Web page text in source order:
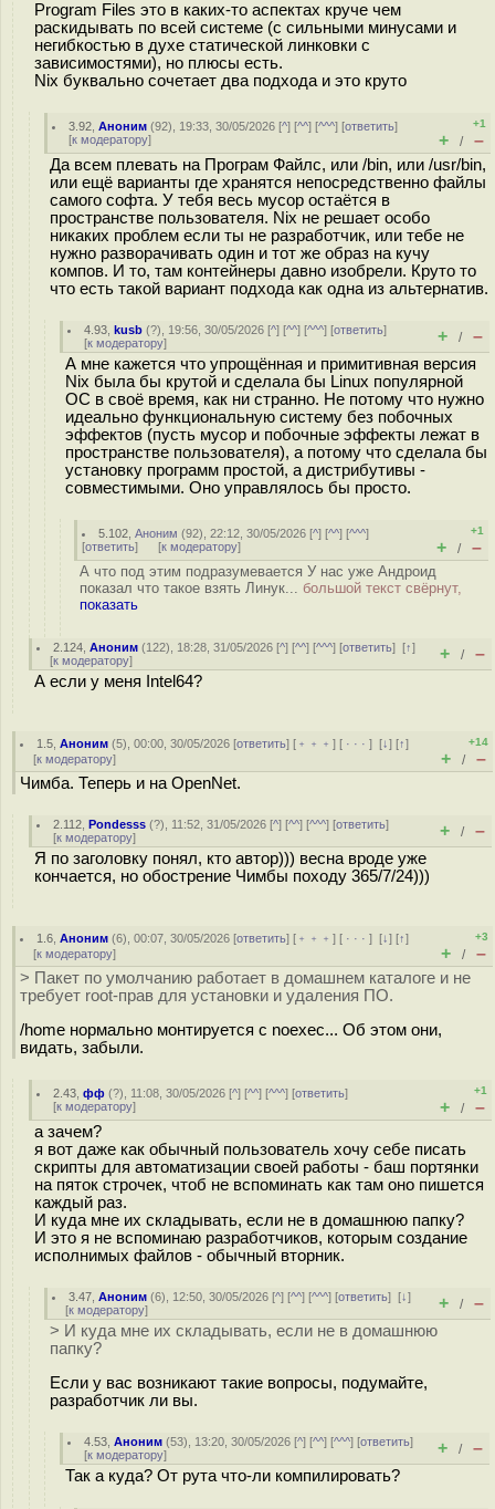
Program Files это в каких-то аспектах круче чем
раскидывать по всей системе (с сильными минусами и
негибкостью в духе статической линковки с
зависимостями), но плюсы есть.
Nix буквально сочетает два подхода и это круто
3.92 ,Аноним (92), 19:33, 30/05/2026 [^] [^^] [^^^] [ответить]
[к модератору]
+1
+ / –
Да всем плевать на Програм Файлс, или /bin, или /usr/bin,
или ещё варианты где хранятся непосредственно файлы
самого софта. У тебя весь мусор остаётся в
пространстве пользователя. Nix не решает особо
никаких проблем если ты не разработчик, или тебе не
нужно разворачивать один и тот же образ на кучу
компов. И то, там контейнеры давно изобрели. Круто то
что есть такой вариант подхода как одна из альтернатив.
4.93 ,kusb (?), 19:56, 30/05/2026 [^] [^^] [^^^] [ответить]
[к модератору] + / –
А мне кажется что упрощённая и примитивная версия
Nix была бы крутой и сделала бы Linux популярной
ОС в своё время, как ни странно. Не потому что нужно
идеально функциональную систему без побочных
эффектов (пусть мусор и побочные эффекты лежат в
пространстве пользователя), а потому что сделала бы
установку программ простой, а дистрибутивы -
совместимыми. Оно управлялось бы просто.
5.102 ,Аноним (92), 22:12, 30/05/2026 [^] [^^] [^^^]
[ответить] [к модератору]
+1
+ / –
А что под этим подразумевается У нас уже Андроид
показал что такое взять Линук... большой текст свёрнут,
показать
2.124 ,Аноним (122), 18:28, 31/05/2026 [^] [^^] [^^^] [ответить][↑]
[к модератору] + / –
А если у меня Intel64?
1.5 ,Аноним (5), 00:00, 30/05/2026 [ответить] [ ﹢﹢﹢] [ · · ·][↓] [↑]
[к модератору]
+14
+ / –
Чимба. Теперь и на OpenNet.
2.112 ,Pondesss (?), 11:52, 31/05/2026 [^] [^^] [^^^] [ответить]
[к модератору] + / –
Я по заголовку понял, кто автор))) весна вроде уже
кончается, но обострение Чимбы походу 365/7/24)))
1.6 ,Аноним (6), 00:07, 30/05/2026 [ответить] [ ﹢﹢﹢] [ · · ·][↓] [↑]
[к модератору]
+3
+ / –
> Пакет по умолчанию работает в домашнем каталоге и не
требует root-прав для установки и удаления ПО.
/home нормально монтируется с noexec... Об этом они,
видать, забыли.
2.43 ,фф (?), 11:08, 30/05/2026 [^] [^^] [^^^] [ответить]
[к модератору]
+1
+ / –
а зачем?
я вот даже как обычный пользователь хочу себе писать
скрипты для автоматизации своей работы - баш портянки
на пяток строчек, чтоб не вспоминать как там оно пишется
каждый раз.
И куда мне их складывать, если не в домашнюю папку?
И это я не вспоминаю разработчиков, которым создание
исполнимых файлов - обычный вторник.
3.47 ,Аноним (6), 12:50, 30/05/2026 [^] [^^] [^^^] [ответить][↓]
[к модератору] + / –
> И куда мне их складывать, если не в домашнюю
папку?
Если у вас возникают такие вопросы, подумайте,
разработчик ли вы.
4.53 ,Аноним (53), 13:20, 30/05/2026 [^] [^^] [^^^] [ответить]
[к модератору] + / –
Так а куда? От рута что-ли компилировать?